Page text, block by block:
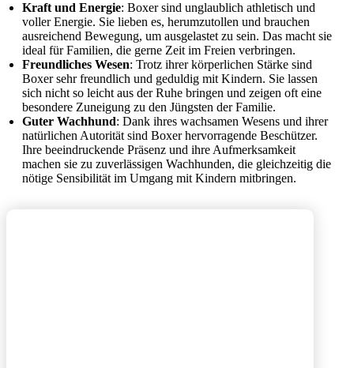
Kraft und Energie: Boxer sind unglaublich athletisch und
voller Energie. Sie lieben es, herumzutollen und brauchen
ausreichend Bewegung, um ausgelastet zu sein. Das macht sie
ideal für Familien, die gerne Zeit im Freien verbringen.
Freundliches Wesen: Trotz ihrer körperlichen Stärke sind
Boxer sehr freundlich und geduldig mit Kindern. Sie lassen
sich nicht so leicht aus der Ruhe bringen und zeigen oft eine
besondere Zuneigung zu den Jüngsten der Familie.
Guter Wachhund: Dank ihres wachsamen Wesens und ihrer
natürlichen Autorität sind Boxer hervorragende Beschützer.
Ihre beeindruckende Präsenz und ihre Aufmerksamkeit
machen sie zu zuverlässigen Wachhunden, die gleichzeitig die
nötige Sensibilität im Umgang mit Kindern mitbringen.